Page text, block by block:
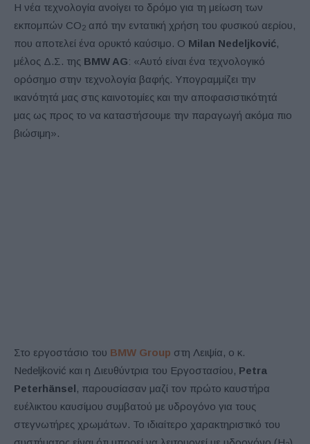
Η νέα τεχνολογία ανοίγει το δρόμο για τη μείωση των
εκπομπών CO2 από την εντατική χρήση του φυσικού αερίου,
που αποτελεί ένα ορυκτό καύσιμο. Ο Milan Nedeljković,
μέλος Δ.Σ. της BMW AG: «Αυτό είναι ένα τεχνολογικό
ορόσημο στην τεχνολογία βαφής. Υπογραμμίζει την
ικανότητά μας στις καινοτομίες και την αποφασιστικότητά
μας ως προς το να καταστήσουμε την παραγωγή ακόμα πιο
βιώσιμη».
Στο εργοστάσιο του BMW Group στη Λειψία, ο κ.
Nedeljković και η Διευθύντρια του Εργοστασίου, Petra
Peterhänsel, παρουσίασαν μαζί τον πρώτο καυστήρα
ευέλικτου καυσίμου συμβατού με υδρογόνο για τους
στεγνωτήρες χρωμάτων. Το ιδιαίτερο χαρακτηριστικό του